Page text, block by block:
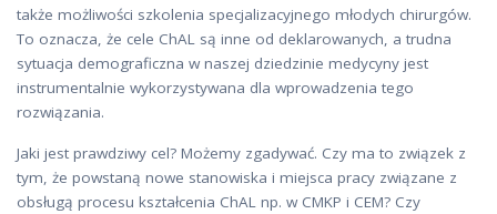
także możliwości szkolenia specjalizacyjnego młodych chirurgów.
To oznacza, że cele ChAL są inne od deklarowanych, a trudna
sytuacja demograficzna w naszej dziedzinie medycyny jest
instrumentalnie wykorzystywana dla wprowadzenia tego
rozwiązania.
Jaki jest prawdziwy cel? Możemy zgadywać. Czy ma to związek z
tym, że powstaną nowe stanowiska i miejsca pracy związane z
obsługą procesu kształcenia ChAL np. w CMKP i CEM? Czy